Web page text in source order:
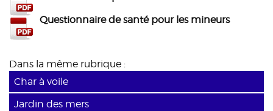
Questionnaire de santé pour les mineurs
Dans la même rubrique :
Char à voile
Jardin des mers